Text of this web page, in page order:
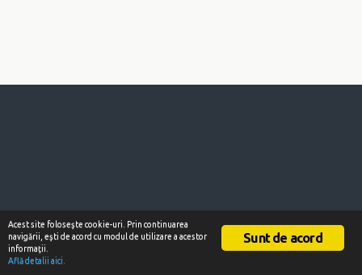
Sunt de acord
Acest site foloseşte cookie-uri. Prin continuarea
navigării, eşti de acord cu modul de utilizare a acestor
informaţii.
Află detalii aici.